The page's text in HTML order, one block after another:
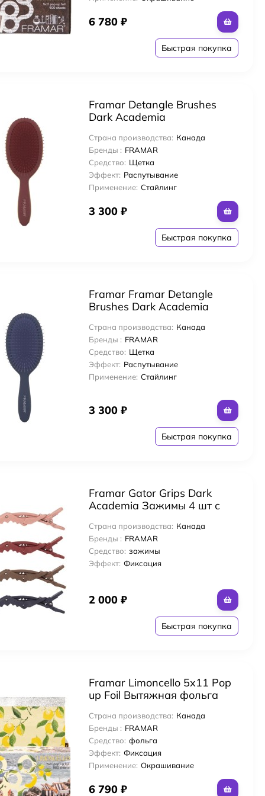
6 780 ₽
Быстрая покупка
Framar Detangle Brushes
Dark Academia
волос «Темно-бордовый»
Maroon
Страна производства: Канада
Бренды : FRAMAR
Средство: Щетка
Эффект: Распутывание
Применение: Стайлинг
3 300 ₽
Быстрая покупка
Framar Framar Detangle
Brushes Dark Academia
волос «Полночь» Midnight
Полночь
Страна производства: Канада
Бренды : FRAMAR
Средство: Щетка
Эффект: Распутывание
Применение: Стайлинг
3 300 ₽
Быстрая покупка
Framar Gator Grips Dark
Academia Зажимы 4 шт с
«Темная академия»
Страна производства: Канада
Бренды : FRAMAR
Средство: зажимы
Эффект: Фиксация
2 000 ₽
Быстрая покупка
Framar Limoncello 5x11 Pop
up Foil Вытяжная фольга
листов «Лимончелло» 12x28
см
Страна производства: Канада
Бренды : FRAMAR
Средство: фольга
Эффект: Фиксация
Применение: Окрашивание
6 790 ₽
и волос с яблочным уксусом